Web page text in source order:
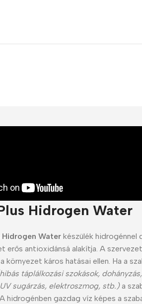
Hidrogen Water
Hidrogen Water készülék
erős antioxidánsá alakítja. A
környezet káros hatásai ellen. Ha a
táplálkozási szokások,
sugárzás, elektroszmog, stb.)a
hidrogénben gazdag víz képes a